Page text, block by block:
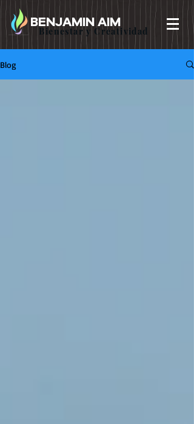
BENJAMIN AIM
Bienestar y Creatividad
Blog